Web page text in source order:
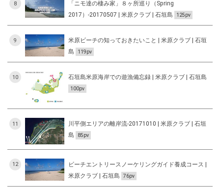
8
「ニモ達の棲み家」８ヶ所巡り（Spring
2017）-20170507 | 米原クラブ | 石垣島
125pv
9
米原ビーチの知っておきたいこと | 米原クラブ | 石垣
島
119pv
10 石垣島米原海岸での遊漁備忘録 | 米原クラブ | 石垣島
100pv
11
川平側エリアの離岸流-20171010 | 米原クラブ | 石垣
島
85pv
12
ビーチエントリースノーケリングガイド養成コース |
米原クラブ | 石垣島
76pv